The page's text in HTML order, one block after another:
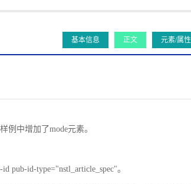
基本信息 正文 元素/属性
例中增加了mode元素。
pub-id-type="nstl_article_spec"。